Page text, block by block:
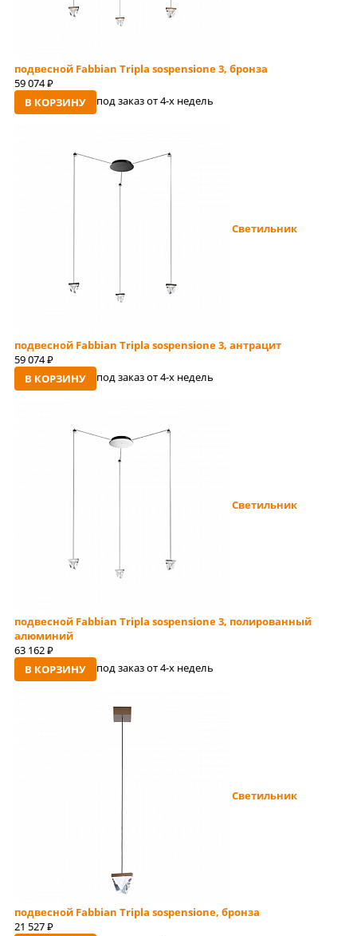
подвесной Fabbian Tripla sospensione 3, бронза
59 074 руб
В КОРЗИНУ под заказ от 4-x недель
Светильник
подвесной Fabbian Tripla sospensione 3, антрацит
59 074 руб
В КОРЗИНУ под заказ от 4-x недель
Светильник
подвесной Fabbian Tripla sospensione 3, полированный
алюминий
63 162 руб
В КОРЗИНУ под заказ от 4-x недель
Светильник
подвесной Fabbian Tripla sospensione, бронза
21 527 руб